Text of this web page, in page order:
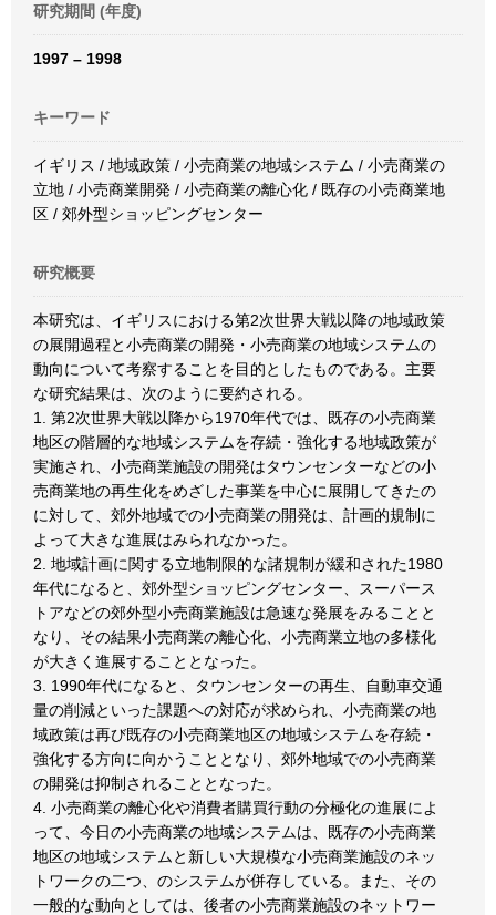
研究期間 (年度)
1997 – 1998
キーワード
イギリス / 地域政策 / 小売商業の地域システム / 小売商業の
立地 / 小売商業開発 / 小売商業の離心化 / 既存の小売商業地
区 / 郊外型ショッピングセンター
研究概要
本研究は、イギリスにおける第2次世界大戦以降の地域政策
の展開過程と小売商業の開発・小売商業の地域システムの
動向について考察することを目的としたものである。主要
な研究結果は、次のように要約される。
1. 第2次世界大戦以降から1970年代では、既存の小売商業
地区の階層的な地域システムを存続・強化する地域政策が
実施され、小売商業施設の開発はタウンセンターなどの小
売商業地の再生化をめざした事業を中心に展開してきたの
に対して、郊外地域での小売商業の開発は、計画的規制に
よって大きな進展はみられなかった。
2. 地域計画に関する立地制限的な諸規制が緩和された1980
年代になると、郊外型ショッピングセンター、スーパース
トアなどの郊外型小売商業施設は急速な発展をみることと
なり、その結果小売商業の離心化、小売商業立地の多様化
が大きく進展することとなった。
3. 1990年代になると、タウンセンターの再生、自動車交通
量の削減といった課題への対応が求められ、小売商業の地
域政策は再び既存の小売商業地区の地域システムを存続・
強化する方向に向かうこととなり、郊外地域での小売商業
の開発は抑制されることとなった。
4. 小売商業の離心化や消費者購買行動の分極化の進展によ
って、今日の小売商業の地域システムは、既存の小売商業
地区の地域システムと新しい大規模な小売商業施設のネッ
トワークの二つ、のシステムが併存している。また、その
一般的な動向としては、後者の小売商業施設のネットワー